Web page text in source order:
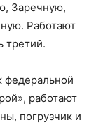
Заречную,
Работают
третий.
федеральной
работают
погрузчик и